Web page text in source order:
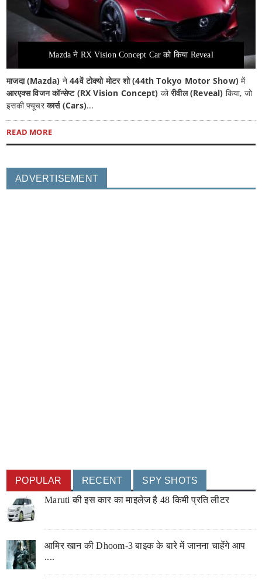
Mazda ने RX Vision Concept Car को किया Reveal
माजदा (Mazda) ने44वें टोक्यो मोटर शो (44th Tokyo Motor Show)में
आरएक्स विजन कॉन्सेप्ट (RX Vision Concept) कोरीवील (Reveal) किया, जो
इसकी फ्यूचरकार्स (Cars)...
READ MORE
ADVERTISEMENT
POPULAR RECENT
SPY SHOTS
Maruti की इस कार का माइलेज है 48 किमी प्रति लीटर
आमिर खान की Dhoom-3 बाइक के बारे में जानना चाहेंगे आप
....